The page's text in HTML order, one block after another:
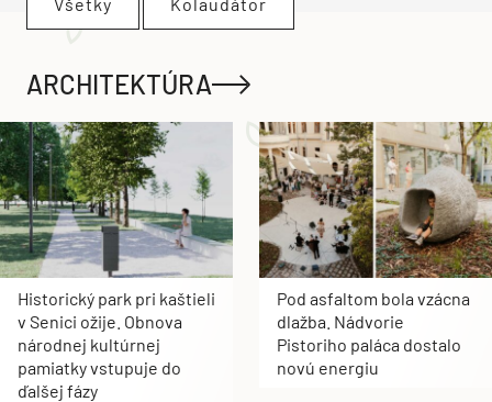
ARCHITEKTÚRA
Historický park pri kaštieli
v Senici ožije. Obnova
národnej kultúrnej
pamiatky vstupuje do
ďalšej fázy
Pod asfaltom bola vzácna
dlažba. Nádvorie
Pistoriho paláca dostalo
novú energiu